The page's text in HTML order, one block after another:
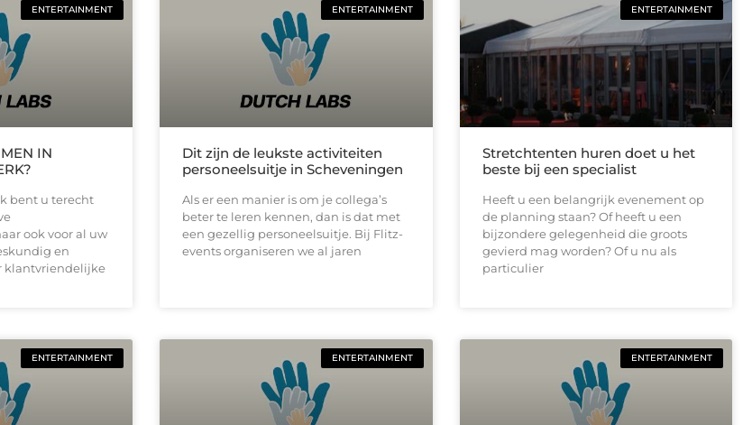
ENTERTAINMENT
IN
bent u terecht
ook voor al uw
en
klantvriendelijke
ENTERTAINMENT
Dit zijn de leukste activiteiten
personeelsuitje in Scheveningen
Als er een manier is om je collega’s
beter te leren kennen, dan is dat met
een gezellig personeelsuitje. Bij Flitz-
events organiseren we al jaren
ENTERTAINMENT
Stretchtenten huren doet u het
beste bij een specialist
Heeft u een belangrijk evenement op
de planning staan? Of heeft u een
bijzondere gelegenheid die groots
gevierd mag worden? Of u nu als
particulier
ENTERTAINMENT ENTERTAINMENT ENTERTAINMENT